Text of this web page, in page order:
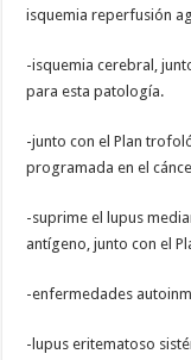
isquemia reperfusión
-isquemia cerebral,
para esta patología.
-junto con el Plan
programada en el
-suprime el lupus
antígeno, junto con el
-enfermedades
-lupus eritematoso